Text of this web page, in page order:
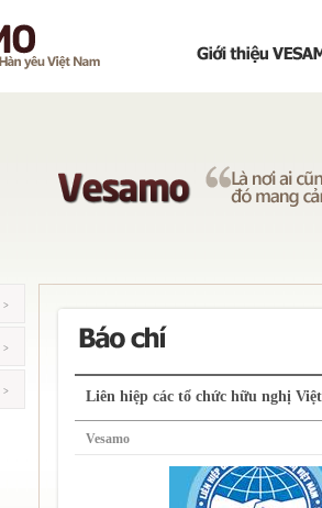
Liên hiệp các tổ chức hữu nghị
Vesamo